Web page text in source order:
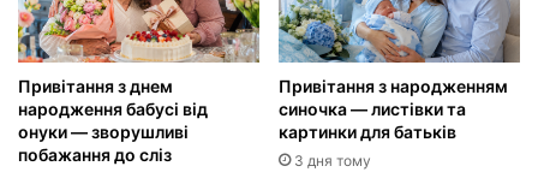
Привітання з днем
народження бабусі від
онуки — зворушливі
побажання до сліз
Привітання з народженням
синочка — листівки та
картинки для батьків
3 дня тому